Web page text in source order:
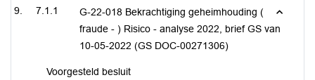
7.1.1
G-22-018 Bekrachtiging geheimhouding (
fraude - ) Risico - analyse 2022, brief GS van
10-05-2022 (GS DOC-00271306)
Voorgesteld besluit